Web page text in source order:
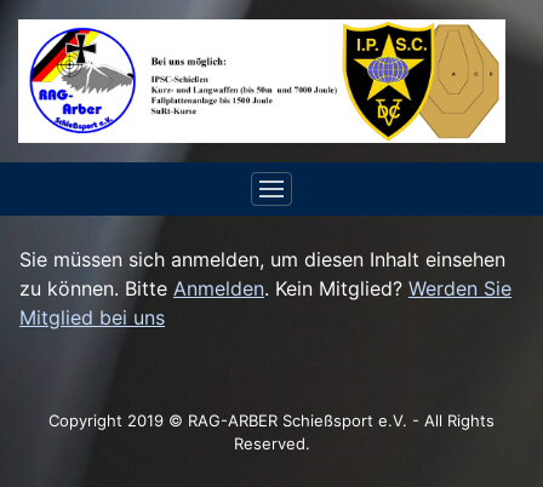
Sie müssen sich anmelden, um diesen Inhalt einsehen
zu können. Bitte Anmelden. Kein Mitglied? Werden Sie
Mitglied bei uns
Copyright 2019 © RAG-ARBER Schießsport e.V. - All Rights
Reserved.